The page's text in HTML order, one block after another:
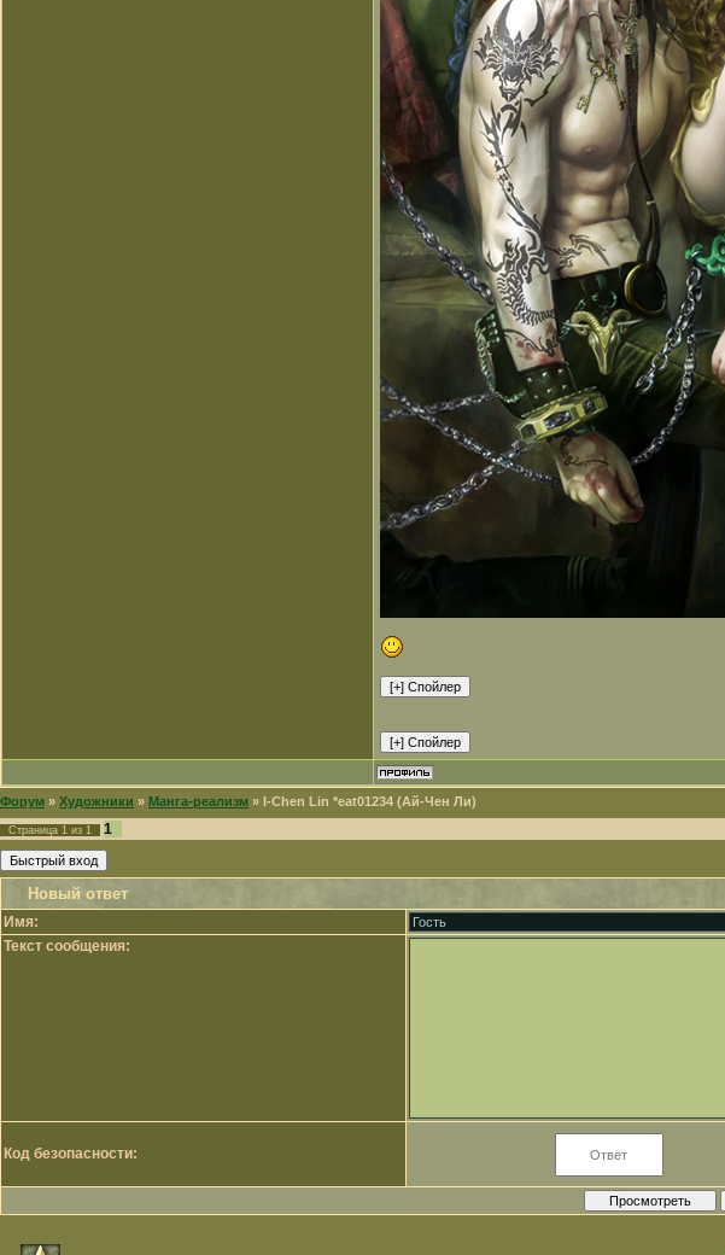
Форум » Художники » Манга-реализм » I-Chen Lin *eat01234 (Ай-Чен Ли)
Страница 1 из 1
1
Новый ответ
Имя:
Текст сообщения:
Код безопасности: